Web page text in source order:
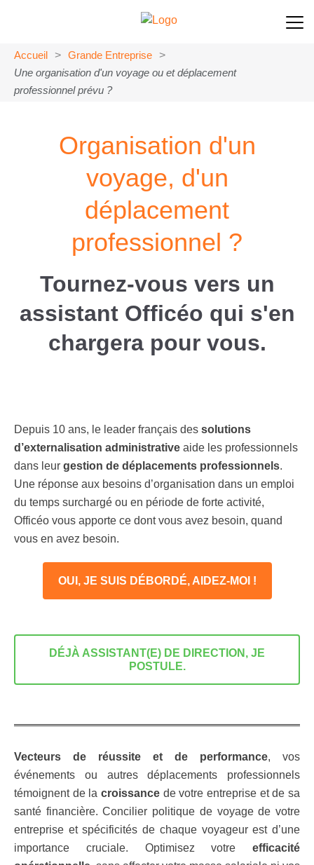
Accueil > Grande Entreprise
>
Une organisation d'un voyage ou et déplacement
professionnel prévu ?
Organisation d'un
voyage, d'un
déplacement
professionnel ?
Tournez-vous vers un
assistant Officéo qui s'en
chargera pour vous.
Depuis 10 ans, le leader français des solutions
d’externalisation administrative aide les professionnels
dans leur gestion de déplacements professionnels.
Une réponse aux besoins d’organisation dans un emploi
du temps surchargé ou en période de forte activité,
Officéo vous apporte ce dont vous avez besoin, quand
vous en avez besoin.
OUI, JE SUIS DÉBORDÉ, AIDEZ-MOI !
DÉJÀ ASSISTANT(E) DE DIRECTION, JE
POSTULE.
Vecteurs de réussite et de performance, vos
événements ou autres déplacements professionnels
témoignent de la croissance de votre entreprise et de sa
santé financière. Concilier politique de voyage de votre
entreprise et spécificités de chaque voyageur est d’une
importance cruciale. Optimisez votre efficacité